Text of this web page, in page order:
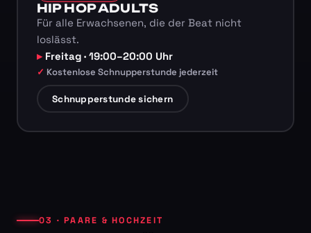
HIP HOP ADULTS
Für alle Erwachsenen, die der Beat nicht
loslässt.
Freitag · 19:00–20:00 Uhr
Kostenlose Schnupperstunde jederzeit
Schnupperstunde sichern
03 · PAARE & HOCHZEIT